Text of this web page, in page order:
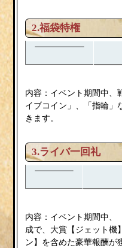
2.福袋特権
内容：イベント期間中、
イブコイン」、「指輪」
きます。
3.ライバ一回礼
内容：イベント期間中、
成で、大賞【ジェット機
ン】を含めた豪華報酬が